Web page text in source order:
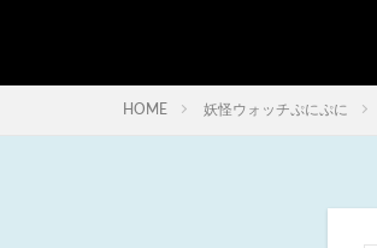
HOME 妖怪ウォッチぷにぷに